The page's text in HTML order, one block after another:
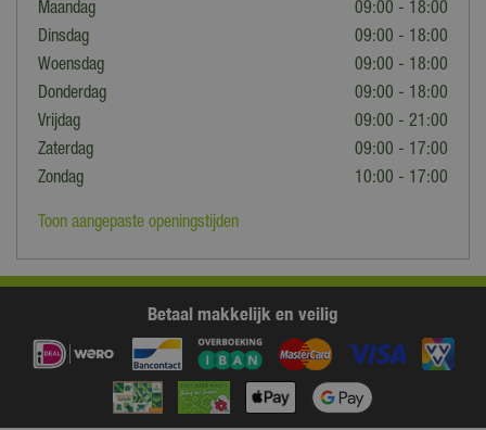
Maandag
09:00 - 18:00
Dinsdag
09:00 - 18:00
Woensdag
09:00 - 18:00
Donderdag
09:00 - 18:00
Vrijdag
09:00 - 21:00
Zaterdag
09:00 - 17:00
Zondag
10:00 - 17:00
Toon aangepaste openingstijden
Betaal makkelijk en veilig